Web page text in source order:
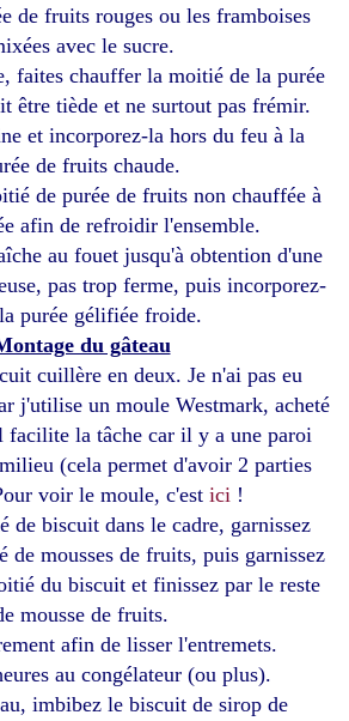
de fruits rouges ou les framboises
avec le sucre.
faites chauffer la moitié de la purée
être tiède et ne surtout pas frémir.
et incorporez-la hors du feu à la
de fruits chaude.
de purée de fruits non chauffée à
afin de refroidir l'ensemble.
au fouet jusqu'à obtention d'une
pas trop ferme, puis incorporez-
purée gélifiée froide.
du gâteau
cuillère en deux. Je n'ai pas eu
j'utilise un moule Westmark, acheté
facilite la tâche car il y a une paroi
(cela permet d'avoir 2 parties
voir le moule, c'est ici !
de biscuit dans le cadre, garnissez
de mousses de fruits, puis garnissez
du biscuit et finissez par le reste
mousse de fruits.
afin de lisser l'entremets.
au congélateur (ou plus).
imbibez le biscuit de sirop de